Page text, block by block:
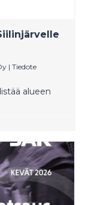
| Tiedote
alueen